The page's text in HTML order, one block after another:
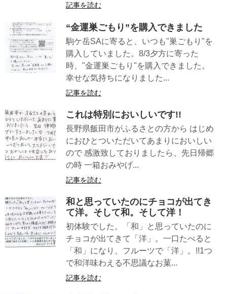
記事を読む
“金運巣ごもり”を購入できました
駒ケ岳SAに寄ると、いつも"巣ごもり"を
購入していました。8/3夕方に寄った
時、"金運巣ごもり"を購入できました。
幸せな気持ちになりました...
記事を読む
これは特別においしいです!!
長野県飯田市がふるさとの方から はじめ
におひとついただいてあまりにおいしい
ので 感激致しておりましたら、先日帰郷
の時 一箱おみやげ...
記事を読む
和と思っていたのにチョコが出てき
て洋。そして和。そして洋！
初体験でした。「和」と思っていたのに
チョコが出てきて「洋」。一口たべると
「和」になり、フルーツで「洋」。!!1つ
で和洋味わえる不思議なお菓...
記事を読む